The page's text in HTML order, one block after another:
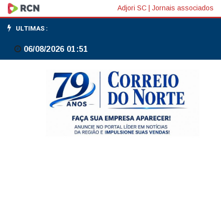
Anfavea
pede
que
programa
motoristas
Adjori SC Jornais associados
ULTIMAS :
06/08/2026 01:51